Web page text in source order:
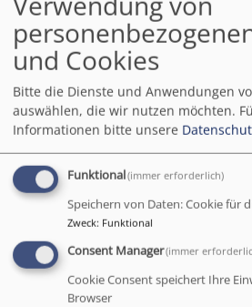
Altmühl und
EBW Jura-Altmühltal-Hahnenkamm e.V.
und Cookies
Bitte die Dienste und Anwendungen
auswählen, die wir nutzen möchten.
Informationen bitte unsere
Funktional(immer erforderlich)
Speichern von Daten: Cookie für
Zweck: Funktional
Consent Manager(immer
Cookie Consent speichert Ihre
Browser